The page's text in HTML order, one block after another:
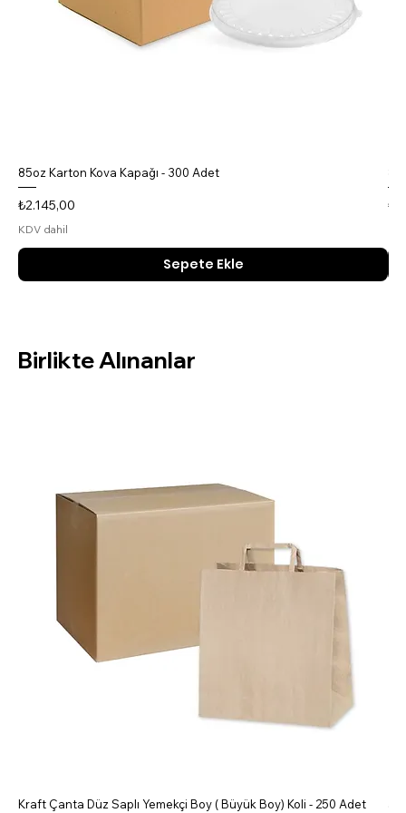
85oz Karton Kova Kapağı - 300 Adet
Fiyat
₺2.145,00
KDV dahil
Sepete Ekle
Birlikte Alınanlar
Kraft Çanta Düz Saplı Yemekçi Boy ( Büyük Boy) Koli - 250 Adet